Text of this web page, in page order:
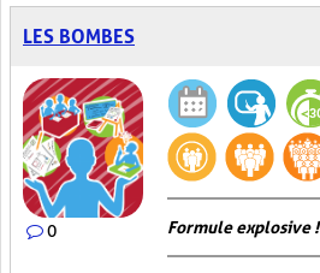
LES BOMBES
0 Formule explosive !